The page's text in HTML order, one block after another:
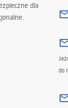
dla
do